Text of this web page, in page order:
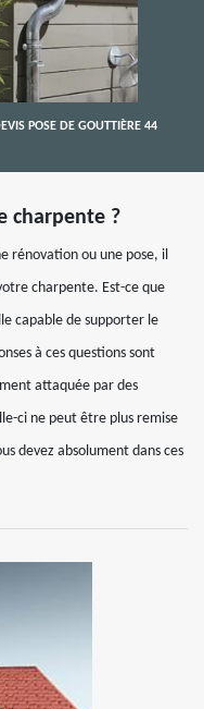
POSE DE GOUTTIÈRE 44
charpente ?
rénovation ou une pose, il
charpente. Est-ce que
capable de supporter le
à ces questions sont
attaquée par des
ci ne peut être plus remise
devez absolument dans ces